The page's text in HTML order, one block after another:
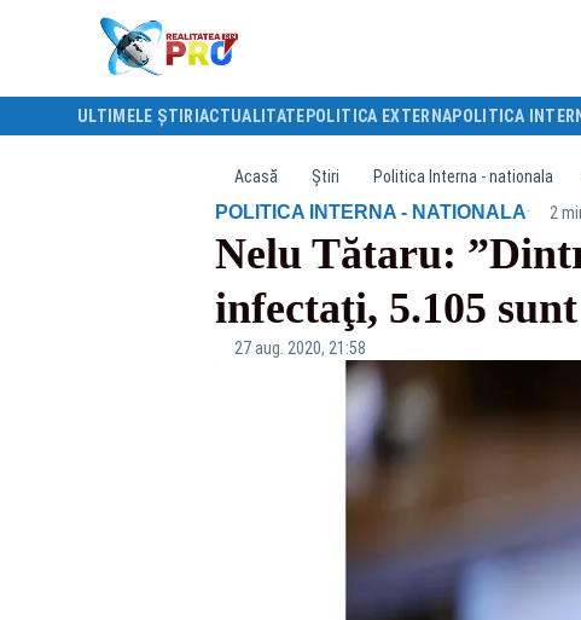
ULTIMELE ȘTIRI ACTUALITATE POLITICA EXTERNAPOLITICA
Acasă Știri Politica Interna - nationala
POLITICA INTERNA - NATIONALA· 2
Nelu Tătaru:
infectaţi, 5.105
27 aug. 2020, 21:58